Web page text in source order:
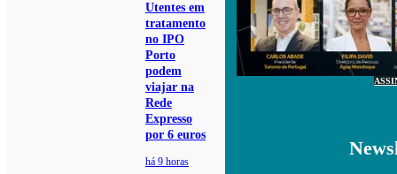
Utentes em
tratamento
no IPO
Porto
podem
viajar na
Rede
Expresso
por 6 euros
há 9 horas